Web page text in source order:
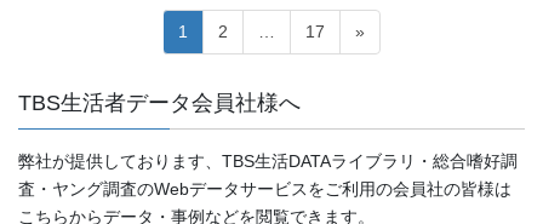
ナ
ビ
ゲ
ペ
ー
1
ペ
ー
2
ペ
ー
17 »
TBS生活者データ会員社様へ
弊社が提供しております、TBS生活DATAライブラリ・総合嗜好調
査・ヤング調査のWebデータサービスをご利用の会員社の皆様は
こちらからデータ・事例などを閲覧できます。